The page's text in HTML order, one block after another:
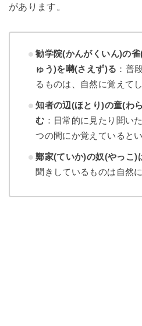
があります。
勧学院(かんがくいん)の
ゅう)を囀(さえず)る ：普
るものは、自然に覚えて
知者の辺(ほとり)の童(わ
む ：日常的に見たり聞い
つの間にか覚えていると
鄭家(ていか)の奴(やっこ)
聞きしているものは自然